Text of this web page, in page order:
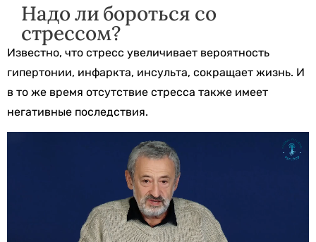
Надо ли бороться со
стрессом?
Известно, что стресс увеличивает вероятность
гипертонии, инфаркта, инсульта, сокращает жизнь. И
в то же время отсутствие стресса также имеет
негативные последствия.